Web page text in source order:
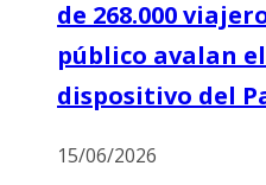
de 268.000
público avalan
dispositivo del
15/06/2026